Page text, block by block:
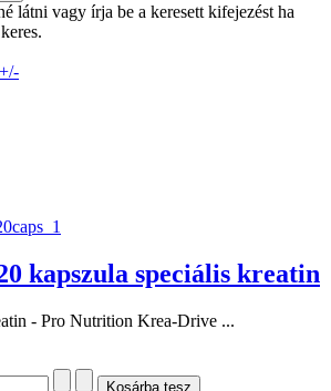
látni vagy írja be a keresett kifejezést ha
kapszula speciális kreatin
- Pro Nutrition Krea-Drive ...